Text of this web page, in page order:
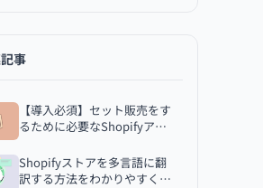
事
【導入必須】セット販売をす
るために必要なShopifyアプ
Shopifyストアを多言語に翻
訳する方法をわかりやすく解